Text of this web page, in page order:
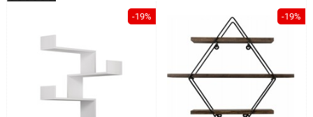
-19% -19%